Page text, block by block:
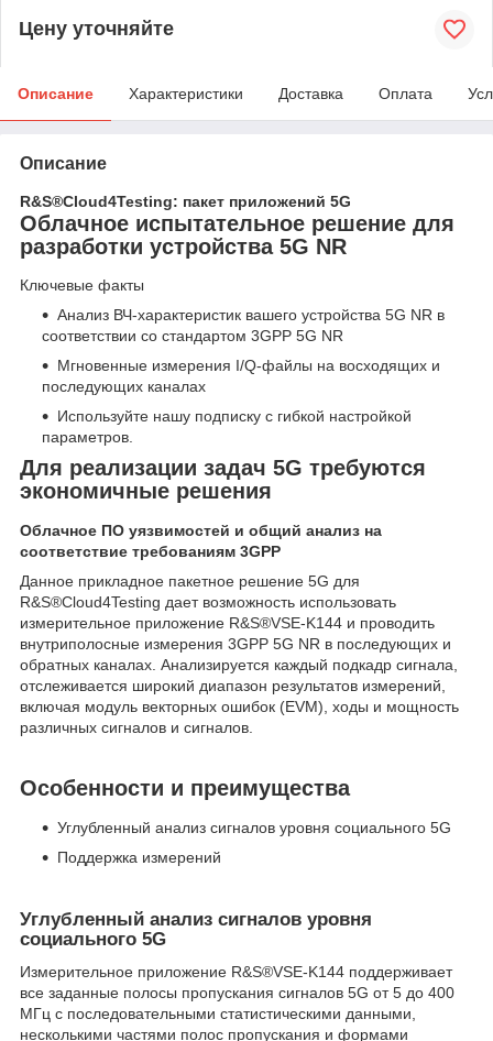
Цену уточняйте
Описание Характеристики Доставка Оплата
Описание
R&S®Cloud4Testing: пакет приложений 5G
Облачное испытательное решение для
разработки устройства 5G NR
Ключевые факты
Анализ ВЧ-характеристик вашего устройства 5G NR в
соответствии со стандартом 3GPP 5G NR
Мгновенные измерения I/Q-файлы на восходящих и
последующих каналах
Используйте нашу подписку с гибкой настройкой
параметров.
Для реализации задач 5G требуются
экономичные решения
Облачное ПО уязвимостей и общий анализ на
соответствие требованиям 3GPP
Данное прикладное пакетное решение 5G для
R&S®Cloud4Testing дает возможность использовать
измерительное приложение R&S®VSE-K144 и проводить
внутриполосные измерения 3GPP 5G NR в последующих и
обратных каналах. Анализируется каждый подкадр сигнала,
отслеживается широкий диапазон результатов измерений,
включая модуль векторных ошибок (EVM), ходы и мощность
различных сигналов и сигналов.
Особенности и преимущества
Углубленный анализ сигналов уровня социального 5G
Поддержка измерений
Углубленный анализ сигналов уровня
социального 5G
Измерительное приложение R&S®VSE-K144 поддерживает
все заданные полосы пропускания сигналов 5G от 5 до 400
МГц с последовательными статистическими данными,
несколькими частями полос пропускания и формами